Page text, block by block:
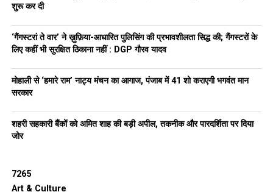
शुरू कर दी
‘गैंगस्टरां ते वार’ ने ख़ुफ़िया-आधारित पुलिसिंग की प्रभावशीलता सिद्ध की; गैंगस्टरों के
लिए कहीं भी सुरक्षित ठिकाना नहीं : DGP गौरव यादव
मोहाली से ‘हमारे राम’ नाट्य मंचन का आगाज, पंजाब में 41 शो कराएगी भगवंत मान
सरकार
शहरी सहकारी बैंकों को अमित शाह की बड़ी अपील, तकनीक और पारदर्शिता पर दिया
जोर
7265
Art & Culture